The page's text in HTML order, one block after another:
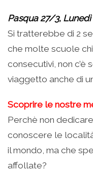
Pasqua 27/3,
Si tratterebbe di 2
che molte scuole
consecutivi, non c’è
viaggetto anche di
Scoprire le nostre
Perchè non
conoscere le
il mondo, ma che
affollate?